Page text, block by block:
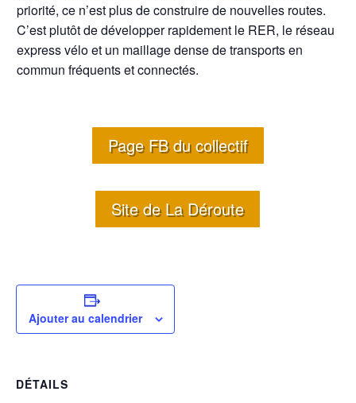
priorité, ce n’est plus de construire de nouvelles routes.
C’est plutôt de développer rapidement le RER, le réseau
express vélo et un maillage dense de transports en
commun fréquents et connectés.
Page FB du collectif
Site de La Déroute
Ajouter au calendrier
DÉTAILS